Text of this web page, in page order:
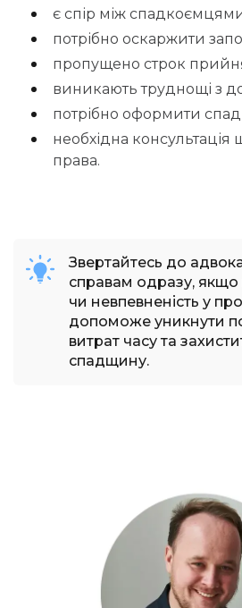
є спір між
потрібно оскаржити
пропущено строк
виникають труднощі з
потрібно оформити
необхідна
права.
Звертайтесь до
справам одразу,
чи невпевненість у
допоможе уникнути
витрат часу та
спадщину.